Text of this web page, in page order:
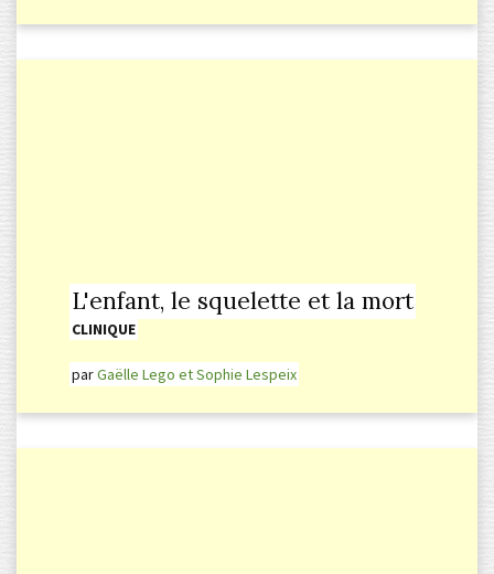
L'enfant, le squelette et la mort
CLINIQUE
parGaëlle Lego et Sophie Lespeix